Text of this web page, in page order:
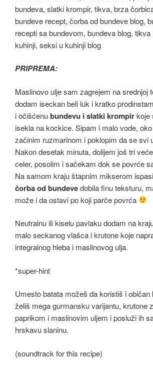
PRIPREMA:
Maslinovo ulje sam zagrejem na srednjoj
dodam iseckan beli luk i kratko
i očišćenubundevu i slatki krompirkoje
isekla na kockice. Sipam i malo vode,
začinim ruzmarinom i poklopim da se svi
Nakon desetak minuta, dolijem još tri
celer, posolim i sačekam dok se povrće
Na samom kraju štapnim mikserom
čorba od bundevedobila finu teksturu,
može i da ostavi po koji parče povrća
Neutralnu ili kiselu pavlaku dodam na
malo seckanog vlašca i krutone koje
integralnog hleba i maslinovog ulja.
*super-hint
Umesto batata možeš da koristiš i običan
želiš mega gurmansku varijantu, krutone
paprikom i maslinovim uljem i posluži ih
hrskavu slaninu.
(soundtrack for this recipe)